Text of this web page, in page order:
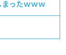
ったｗｗｗ